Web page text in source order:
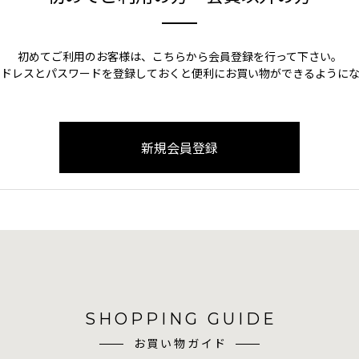
初めてご利用のお客様は、こちらから会員登録を行って下さい。
レスとパスワードを登録しておくと便利にお買い物ができるように
SHOPPING GUIDE
お買い物ガイド